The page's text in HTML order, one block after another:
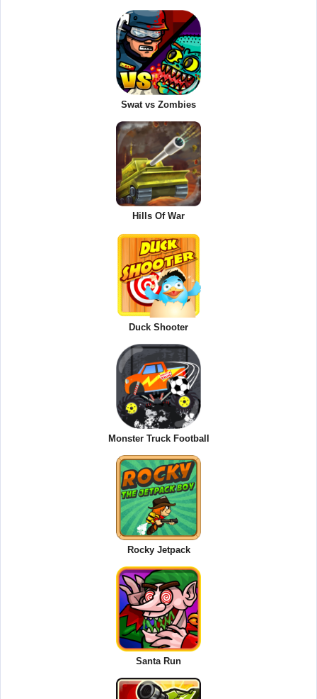
Swat vs Zombies
Hills Of War
Duck Shooter
Monster Truck Football
Rocky Jetpack
Santa Run